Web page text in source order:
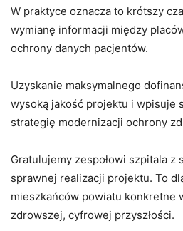
W praktyce oznacza to krótszy
wymianę informacji między
ochrony danych pacjentów.
Uzyskanie maksymalnego
wysoką jakość projektu i wpisuje
strategię modernizacji ochrony
Gratulujemy zespołowi szpitala z
sprawnej realizacji projektu. To
mieszkańców powiatu konkretne
zdrowszej, cyfrowej przyszłości.